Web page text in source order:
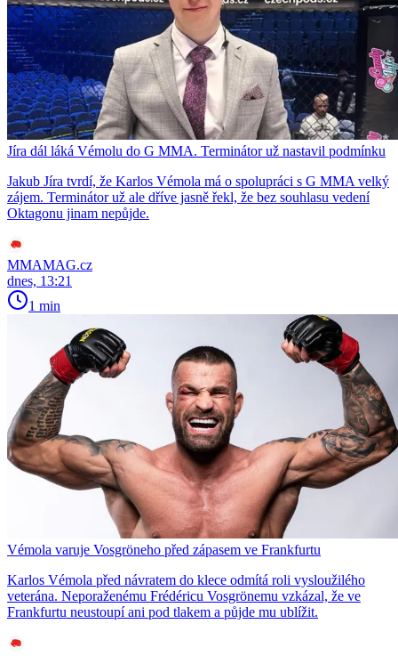
Jíra dál láká Vémolu do G MMA. Terminátor už nastavil podmínku
Jakub Jíra tvrdí, že Karlos Vémola má o spolupráci s G MMA velký
zájem. Terminátor už ale dříve jasně řekl, že bez souhlasu vedení
Oktagonu jinam nepůjde.
MMAMAG.cz
dnes, 13:21
1 min
Vémola varuje Vosgröneho před zápasem ve Frankfurtu
Karlos Vémola před návratem do klece odmítá roli vysloužilého
veterána. Neporaženému Frédéricu Vosgrönemu vzkázal, že ve
Frankfurtu neustoupí ani pod tlakem a půjde mu ublížit.